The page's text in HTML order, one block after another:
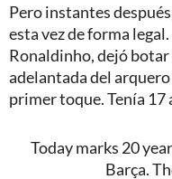
Pero instantes
esta vez de forma
Ronaldinho, dejó
adelantada del
primer toque. Tenía 17
Today marks 20
Barça.